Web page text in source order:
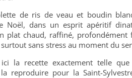
de ris de veau et boudin
Noël, dans un esprit apéritif
plat chaud, raffiné,
sans stress au moment du
ici la recette exactement telle
reproduire pour la Saint-